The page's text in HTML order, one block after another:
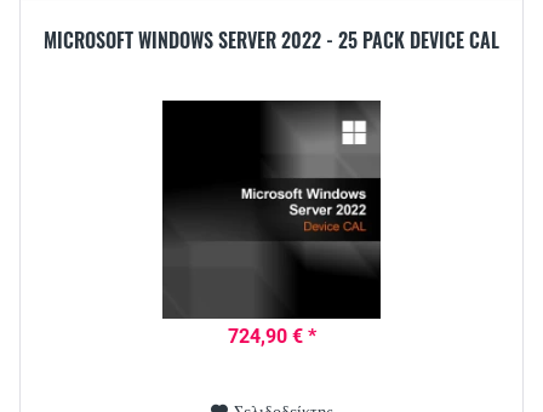
MICROSOFT WINDOWS SERVER 2022 - 25 PACK DEVICE CAL
724,90 € *